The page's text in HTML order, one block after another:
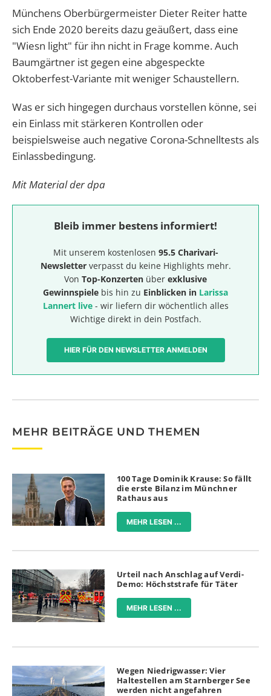
Münchens Oberbürgermeister Dieter Reiter hatte
sich Ende 2020 bereits dazu geäußert, dass eine
"Wiesn light" für ihn nicht in Frage komme. Auch
Baumgärtner ist gegen eine abgespeckte
Oktoberfest-Variante mit weniger Schaustellern.
Was er sich hingegen durchaus vorstellen könne, sei
ein Einlass mit stärkeren Kontrollen oder
beispielsweise auch negative Corona-Schnelltests als
Einlassbedingung.
Mit Material der dpa
Bleib immer bestens informiert!
Mit unserem kostenlosen 95.5 Charivari-
Newsletterverpasst du keine Highlights mehr.
Von Top-Konzerten über exklusive
Gewinnspiele bis hin zu Einblicken in Larissa
Lannert live- wir liefern dir wöchentlich alles
Wichtige direkt in dein Postfach.
HIER FÜR DEN NEWSLETTER ANMELDEN
MEHR BEITRÄGE UND THEMEN
100 Tage Dominik Krause: So fällt
die erste Bilanz im Münchner
Rathaus aus
MEHR LESEN ...
Urteil nach Anschlag auf Verdi-
Demo: Höchststrafe für Täter
MEHR LESEN ...
Wegen Niedrigwasser: Vier
Haltestellen am Starnberger See
werden nicht angefahren